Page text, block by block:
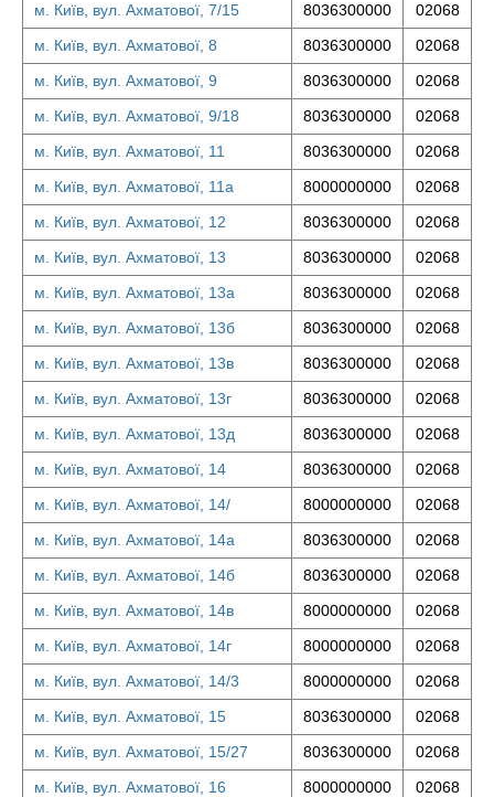
м. Київ, вул. Ахматової, 7/15
8036300000
02068
м. Київ, вул. Ахматової, 8
8036300000
02068
м. Київ, вул. Ахматової, 9
8036300000
02068
м. Київ, вул. Ахматової, 9/18
8036300000
02068
м. Київ, вул. Ахматової, 11
8036300000
02068
м. Київ, вул. Ахматової, 11а
8000000000
02068
м. Київ, вул. Ахматової, 12
8036300000
02068
м. Київ, вул. Ахматової, 13
8036300000
02068
м. Київ, вул. Ахматової, 13а
8036300000
02068
м. Київ, вул. Ахматової, 13б
8036300000
02068
м. Київ, вул. Ахматової, 13в
8036300000
02068
м. Київ, вул. Ахматової, 13г
8036300000
02068
м. Київ, вул. Ахматової, 13д
8036300000
02068
м. Київ, вул. Ахматової, 14
8036300000
02068
м. Київ, вул. Ахматової, 14/
8000000000
02068
м. Київ, вул. Ахматової, 14а
8036300000
02068
м. Київ, вул. Ахматової, 14б
8036300000
02068
м. Київ, вул. Ахматової, 14в
8000000000
02068
м. Київ, вул. Ахматової, 14г
8000000000
02068
м. Київ, вул. Ахматової, 14/3
8000000000
02068
м. Київ, вул. Ахматової, 15
8036300000
02068
м. Київ, вул. Ахматової, 15/27
8036300000
02068
м. Київ, вул. Ахматової, 16
8000000000 02068